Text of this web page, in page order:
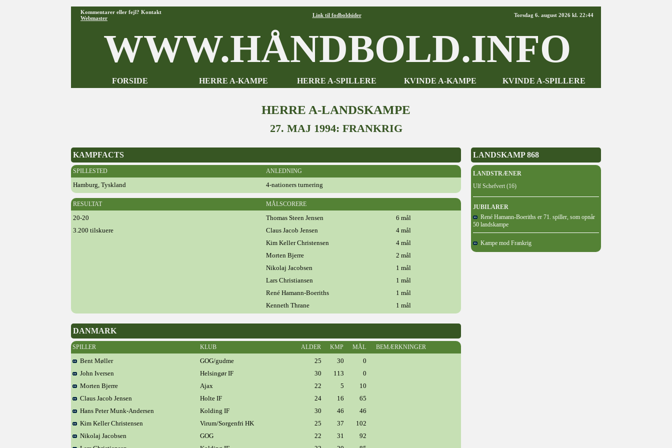
Kommentarer eller fejl? Kontakt
Webmaster
Link til fodboldsider Torsdag 6. august 2026 kl. 22:44
WWW.HÅNDBOLD.INFO
FORSIDE HERRE A-KAMPE HERRE A-SPILLERE KVINDE A-KAMPE KVINDE A-SPILLERE
HERRE A-LANDSKAMPE
27. MAJ 1994: FRANKRIG
KAMPFACTS
SPILLESTED ANLEDNING
Hamburg, Tyskland 4-nationers turnering
RESULTAT MÅLSCORERE
20-20 Thomas Steen Jensen
6 mål
3.200 tilskuere
Claus Jacob Jensen
4 mål
Kim Keller Christensen
4 mål
Morten Bjerre
2 mål
Nikolaj Jacobsen
1 mål
Lars Christiansen
1 mål
René Hamann-Boeriths
1 mål
Kenneth Thrane
1 mål
DANMARK
SPILLER KLUB ALDER KMP MÅL BEMÆRKNINGER
Bent Møller GOG/gudme 25 30
0
John Iversen
Helsingør IF 30 113
0
Morten Bjerre
Ajax 22 5
10
Claus Jacob Jensen
Holte IF 24 16
65
Hans Peter Munk-Andersen
Kolding IF 30 46
46
Kim Keller Christensen
Virum/Sorgenfri HK 25 37
102
Nikolaj Jacobsen
GOG 22 31
92
LANDSKAMP 868
LANDSTRÆNER
Ulf Schefvert (16)
JUBILARER
René Hamann-Boeriths er 71. spiller, som opnår
50 landskampe
Kampe mod Frankrig